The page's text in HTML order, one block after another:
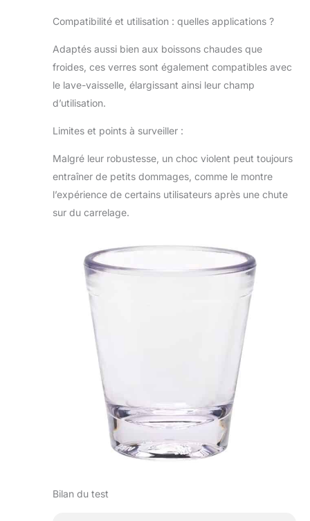
Compatibilité et utilisation : quelles applications ?
Adaptés aussi bien aux boissons chaudes que
froides, ces verres sont également compatibles avec
le lave-vaisselle, élargissant ainsi leur champ
d’utilisation.
Limites et points à surveiller :
Malgré leur robustesse, un choc violent peut toujours
entraîner de petits dommages, comme le montre
l’expérience de certains utilisateurs après une chute
sur du carrelage.
Bilan du test